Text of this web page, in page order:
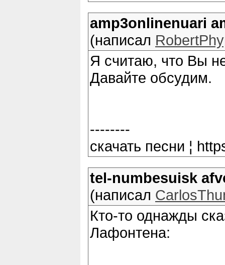
amp3onlinenuari
(написал
Я считаю, что Вы
Давайте обсудим.
--------
скачать песни ¦
tel-numbesuisk
(написал
Кто-то однажды
Лафонтена: